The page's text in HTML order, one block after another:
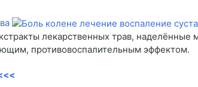
лекарственных трав,
противовоспалительным эффектом.